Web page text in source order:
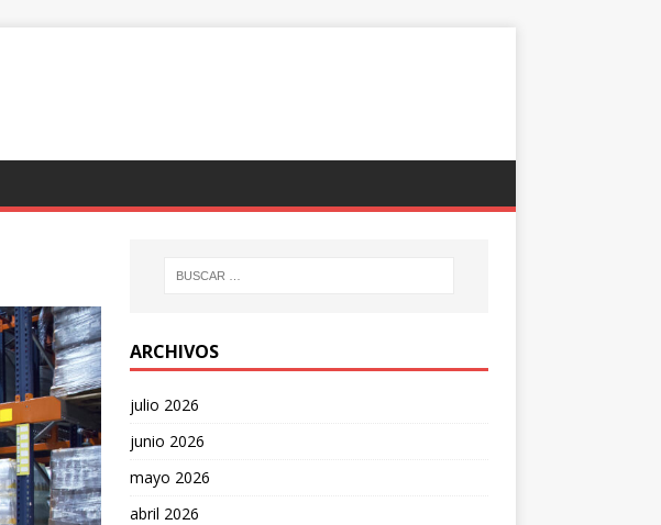
ARCHIVOS
julio 2026
junio 2026
mayo 2026
abril 2026